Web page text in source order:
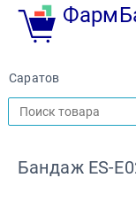
Саратов
Бандаж ES-